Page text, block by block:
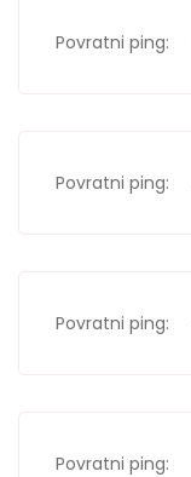
Povratni ping:
Povratni ping:
Povratni ping:
Povratni ping: